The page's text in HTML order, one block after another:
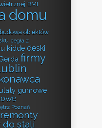
BMI
domu
budowa obiektów
cegła z
kidde deski
firmy
gumowe
Poznań
do stali